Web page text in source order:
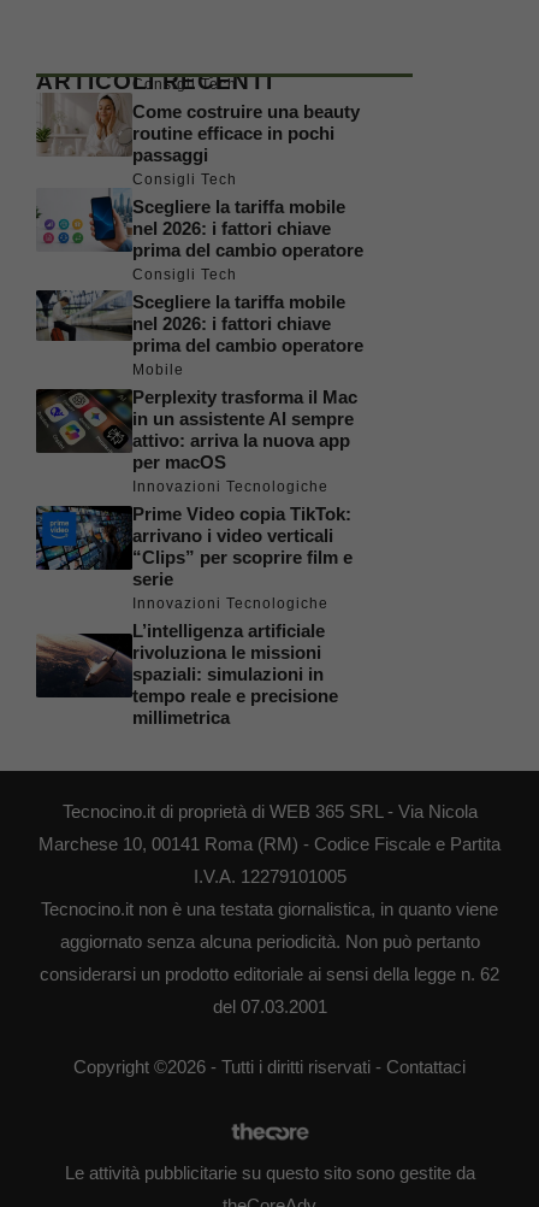
ARTICOLI RECENTI
Consigli Tech
Come costruire una beauty
routine efficace in pochi
passaggi
Consigli Tech
Scegliere la tariffa mobile
nel 2026: i fattori chiave
prima del cambio operatore
Consigli Tech
Scegliere la tariffa mobile
nel 2026: i fattori chiave
prima del cambio operatore
Mobile
Perplexity trasforma il Mac
in un assistente AI sempre
attivo: arriva la nuova app
per macOS
Innovazioni Tecnologiche
Prime Video copia TikTok:
arrivano i video verticali
“Clips” per scoprire film e
serie
Innovazioni Tecnologiche
L’intelligenza artificiale
rivoluziona le missioni
spaziali: simulazioni in
tempo reale e precisione
millimetrica
Tecnocino.it di proprietà di WEB 365 SRL - Via Nicola
Marchese 10, 00141 Roma (RM) - Codice Fiscale e Partita
I.V.A. 12279101005
Tecnocino.it non è una testata giornalistica, in quanto viene
aggiornato senza alcuna periodicità. Non può pertanto
considerarsi un prodotto editoriale ai sensi della legge n. 62
del 07.03.2001
Copyright ©2026 - Tutti i diritti riservati - Contattaci
Le attività pubblicitarie su questo sito sono gestite da